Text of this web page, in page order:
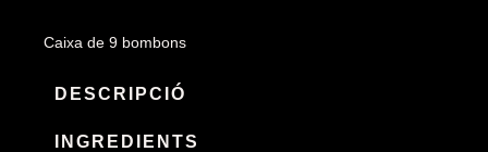
Caixa de 9 bombons
DESCRIPCIÓ
INGREDIENTS